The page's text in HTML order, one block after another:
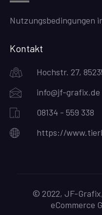
Nutzungsbedingungen
Kontakt
Hochstr. 27,
info@jf-grafix.de
08134 - 559 338
https://
© 2022, JF-
eCommerce